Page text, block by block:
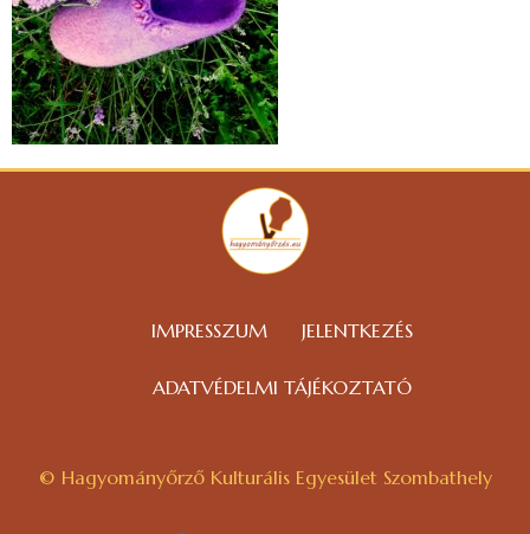
IMPRESSZUM JELENTKEZÉS
ADATVÉDELMI TÁJÉKOZTATÓ
© Hagyományőrző Kulturális Egyesület Szombathely